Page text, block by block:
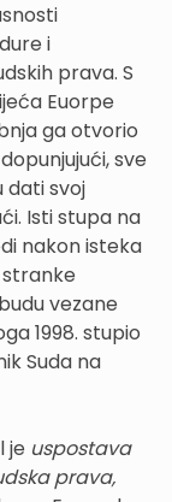
i
prava. S
Euorpe
ga otvorio
sve
dati svoj
Isti stupa na
nakon isteka
vezane
1998. stupio
Suda na
je uspostava
prava,